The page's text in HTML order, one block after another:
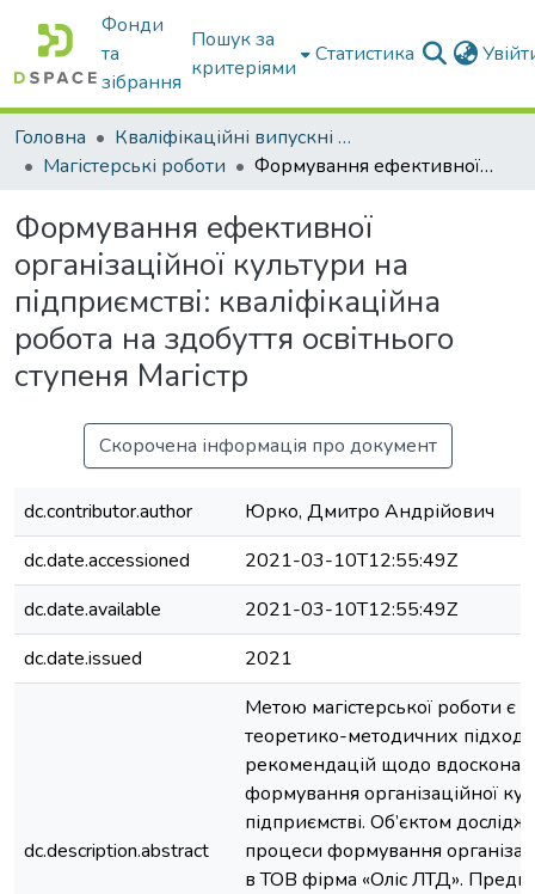
Фонди
та
зібрання
Пошук за
критеріями
Статистика
Головна
Кваліфікаційні випускні роботи бакалаврів і магістрів
Магістерські роботи
Формування ефективної організаційної культури на підприємстві: кваліфікаційна робота на здобуття освітнього ступеня Магістр
Формування ефективної
організаційної культури на
підприємстві: кваліфікаційна
робота на здобуття освітнього
ступеня Магістр
Скорочена інформація про документ
dc.contributor.author
Юрко, Дмитро Андрійович
dc.date.accessioned
2021-03-10T12:55:49Z
dc.date.available
2021-03-10T12:55:49Z
dc.date.issued
2021
dc.description.abstract
Метою магістерської роботи є
теоретико-методичних
рекомендацій щодо
формування організаційної
підприємстві. Об’єктом
процеси формування
в ТОВ фірма «Оліс ЛТД».